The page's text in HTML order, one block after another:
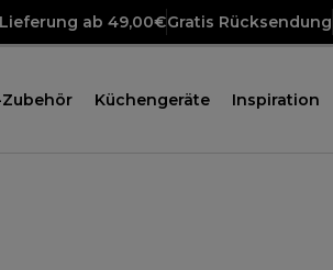
ab 49,00€Gratis Rücksendung
Küchengeräte Inspiration